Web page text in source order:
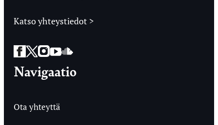
Katso yhteystiedot >
Facebook
Twitter
Instagram
YouTube
SoundCloud
Navigaatio
Ota yhteyttä